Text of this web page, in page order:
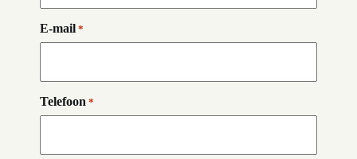
E-mail *
Telefoon *